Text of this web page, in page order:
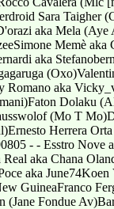
Sara Taigher
aka Mela (Aye
Memè
aka
Romano aka
Dolaku
(Mo T
Herrera
- - Esstro Nove
Real aka Chana
aka
GuineaFranco
(Jane Fondue